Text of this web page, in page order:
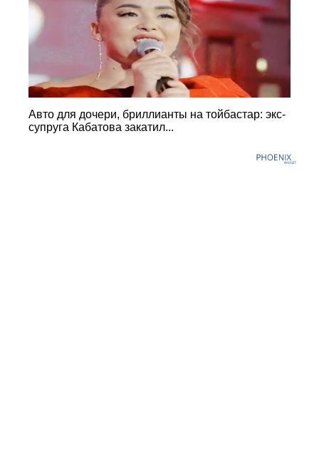
Авто для дочери, бриллианты на тойбастар: экс-
супруга Кабатова закатил...